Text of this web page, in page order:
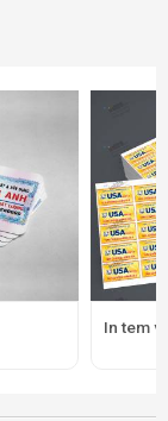
In tem